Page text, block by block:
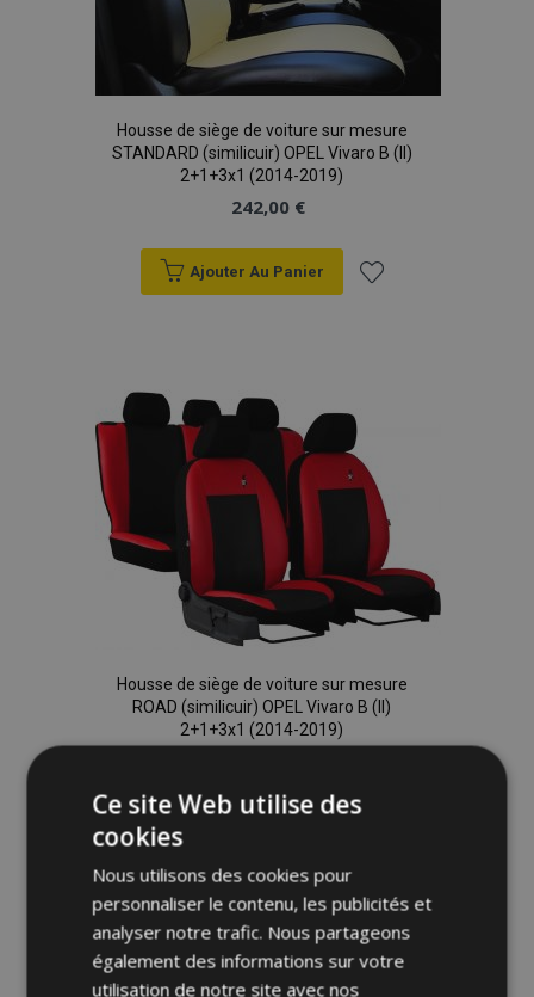
Housse de siège de voiture sur mesure
STANDARD (similicuir) OPEL Vivaro B (II)
2+1+3x1 (2014-2019)
242,00 €
Ajouter Au Panier
liste
d'achats
Housse de siège de voiture sur mesure
ROAD (similicuir) OPEL Vivaro B (II)
2+1+3x1 (2014-2019)
Ajouter
à la
liste
Ce site Web utilise des
cookies
Nous utilisons des cookies pour
personnaliser le contenu, les publicités et
analyser notre trafic. Nous partageons
également des informations sur votre
utilisation de notre site avec nos